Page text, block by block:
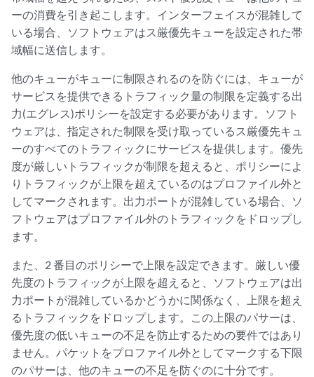
ーの消費を引き起こします。インターフェイスが混雑して
いる場合、ソフトウェアはス厳優先キューを設定された帯
域幅に送信します。
他のキューがキューに制限されるのを防ぐには、キューが
サービスを提供できるトラフィック量の制限を定義する出
力(エグレス)ポリシーを設定する必要があります。ソフト
ウェアは、指定された制限を受け取っているス厳優先キュ
ーのすべてのトラフィックにサービスを提供します。優先
度が厳しいトラフィックが制限を超えると、ポリシーによ
りトラフィックが上限を超えているのはプロファイル外と
してマークされます。出力ポートが混雑している場合、ソ
フトウェアはプロファイル外のトラフィックをドロップし
ます。
また、2 番目のポリシーで上限を設定できます。厳しい優
先度のトラフィックが上限を超えると、ソフトウェアは出
力ポートが混雑しているかどうかに関係なく、上限を超え
るトラフィックをドロップします。この上限のパサーは、
優先度の低いキューの不足を防止するための要件ではあり
ません。パケットをプロファイル外としてマークする下限
のパサーは、他のキューの不足を防ぐのに十分です。